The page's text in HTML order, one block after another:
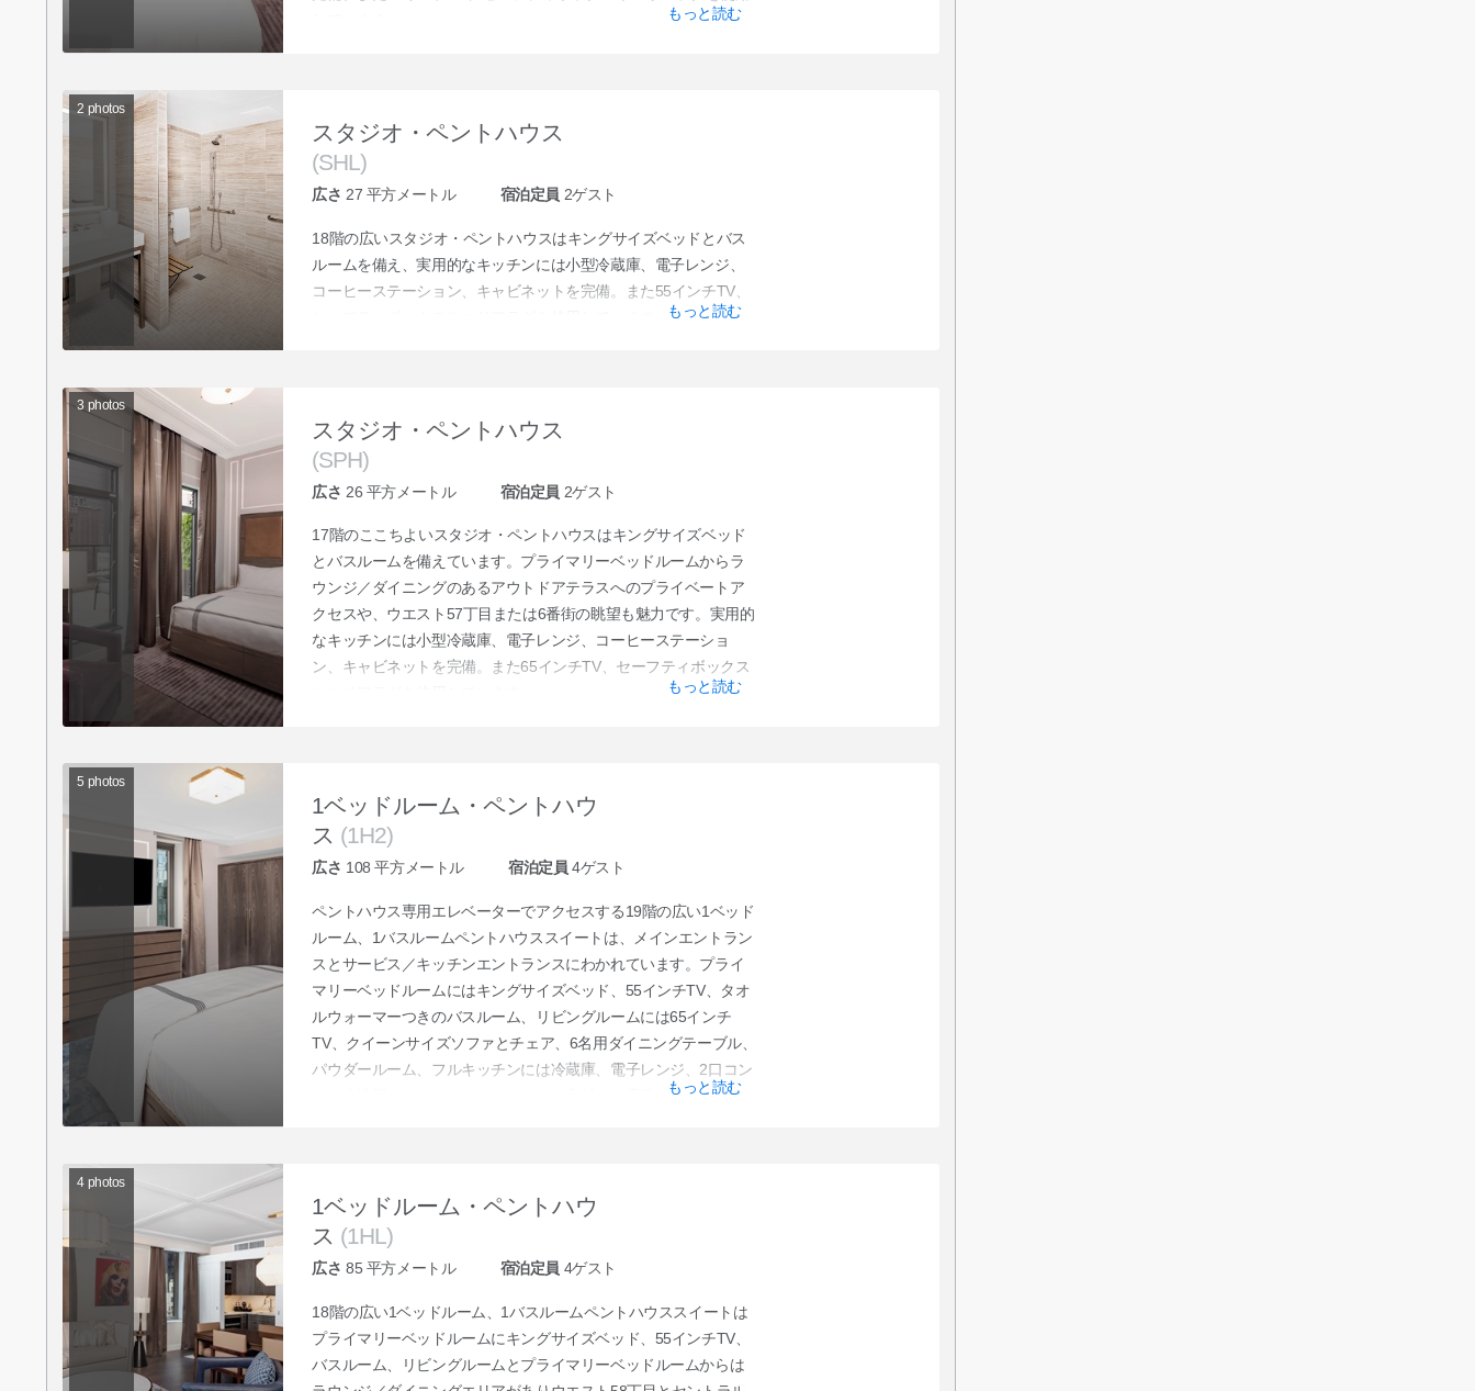
もっと読む
2 photos
スタジオ・ペントハウス
(SHL)
広さ 27 平方メートル 宿泊定員 2ゲスト
18階の広いスタジオ・ペントハウスはキングサイズベッドとバス
ルームを備え、実用的なキッチンには小型冷蔵庫、電子レンジ、
コーヒーステーション、キャビネットを完備。また55インチTV、
セーフティボックスやエリアラグを使用しています。もっと読む
3 photos
スタジオ・ペントハウス
(SPH)
広さ 26 平方メートル 宿泊定員 2ゲスト
17階のここちよいスタジオ・ペントハウスはキングサイズベッド
とバスルームを備えています。プライマリーベッドルームからラ
ウンジ／ダイニングのあるアウトドアテラスへのプライベートア
クセスや、ウエスト57丁目または6番街の眺望も魅力です。実用的
なキッチンには小型冷蔵庫、電子レンジ、コーヒーステーショ
ン、キャビネットを完備。また65インチTV、セーフティボックス
もっと読む
5 photos
1ベッドルーム・ペントハウ
ス (1H2)
広さ 108 平方メートル 宿泊定員 4ゲスト
ペントハウス専用エレベーターでアクセスする19階の広い1ベッド
ルーム、1バスルームペントハウススイートは、メインエントラン
スとサービス／キッチンエントランスにわかれています。プライ
マリーベッドルームにはキングサイズベッド、55インチTV、タオ
ルウォーマーつきのバスルーム、リビングルームには65インチ
TV、クイーンサイズソファとチェア、6名用ダイニングテーブル、
パウダールーム、フルキッチンには冷蔵庫、電子レンジ、2口コン
ロ、食洗器、コーヒーステーション、床材には高級LVTフローリン
もっと読む
4 photos
1ベッドルーム・ペントハウ
ス (1HL)
広さ 85 平方メートル 宿泊定員 4ゲスト
18階の広い1ベッドルーム、1バスルームペントハウススイートは
プライマリーベッドルームにキングサイズベッド、55インチTV、
バスルーム、リビングルームとプライマリーベッドルームからは